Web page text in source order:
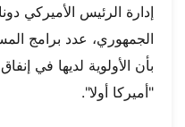
إدارة الرئيس الأميركي
الجمهوري، عدد برامج
بأن الأولوية لديها في
"أميركا أولا".